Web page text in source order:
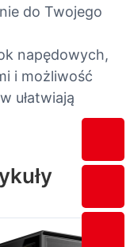
do Twojego
napędowych,
i możliwość
ułatwiają